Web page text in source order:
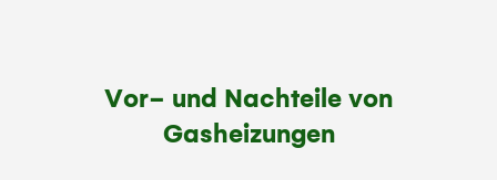
Vor- und Nachteile von
Gasheizungen